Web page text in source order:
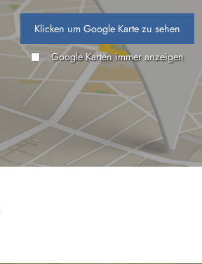
Klicken um Google Karte zu sehen
Google Karten immer anzeigen